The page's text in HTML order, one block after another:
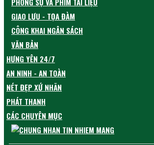
GIAO LƯU - TỌA ĐÀM
CÔNG KHAI NGÂN SÁCH
VĂN BẢN
HƯNG YÊN 24/7
AN NINH - AN TOÀN
NÉT ĐẸP XỨ NHÃN
PHÁT THANH
CÁC CHUYÊN MỤC